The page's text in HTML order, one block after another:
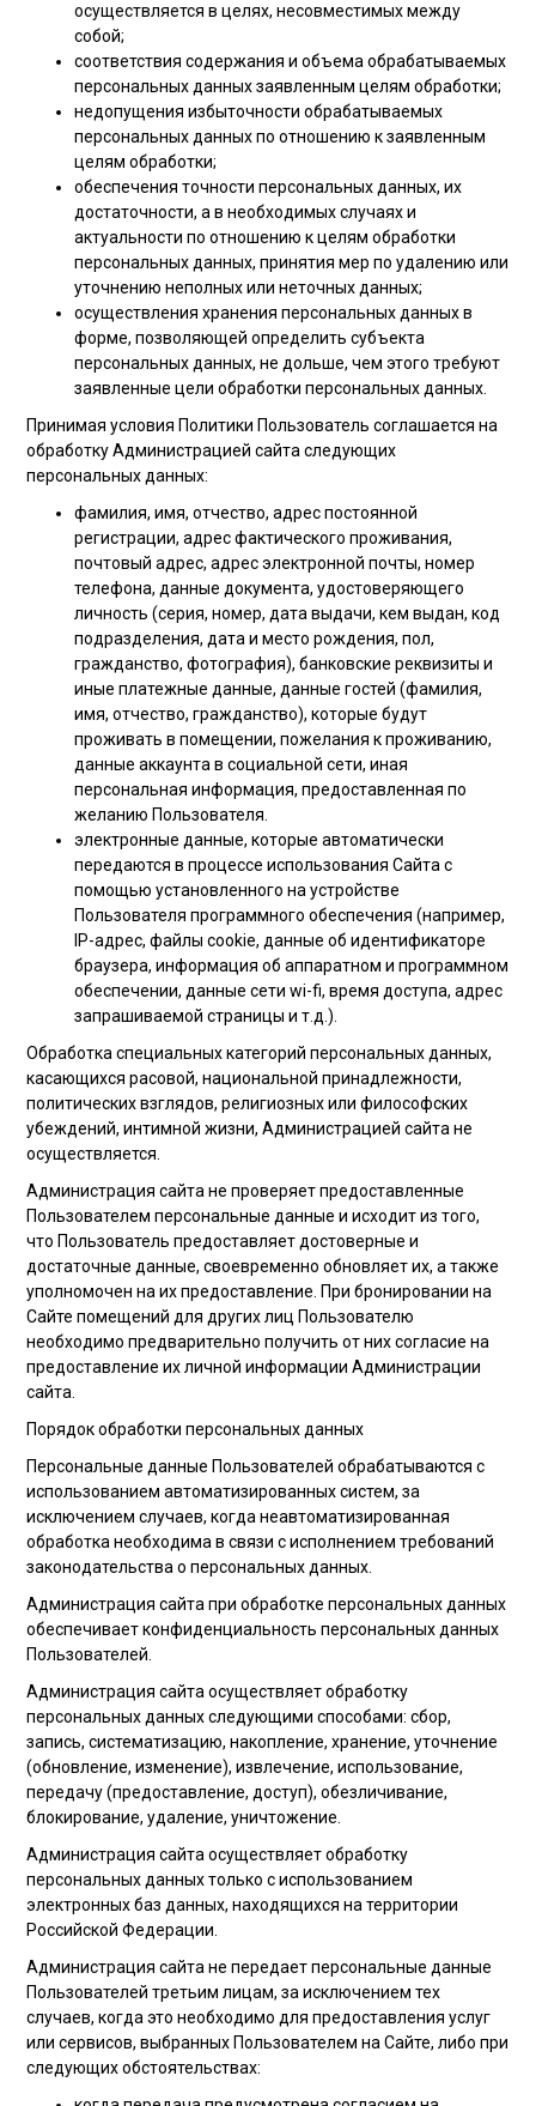
осуществляется в целях, несовместимых между
собой;
соответствия содержания и объема обрабатываемых
персональных данных заявленным целям обработки;
недопущения избыточности обрабатываемых
персональных данных по отношению к заявленным
целям обработки;
обеспечения точности персональных данных, их
достаточности, а в необходимых случаях и
актуальности по отношению к целям обработки
персональных данных, принятия мер по удалению или
уточнению неполных или неточных данных;
осуществления хранения персональных данных в
форме, позволяющей определить субъекта
персональных данных, не дольше, чем этого требуют
заявленные цели обработки персональных данных.
Принимая условия Политики Пользователь соглашается на
обработку Администрацией сайта следующих
персональных данных:
фамилия, имя, отчество, адрес постоянной
регистрации, адрес фактического проживания,
почтовый адрес, адрес электронной почты, номер
телефона, данные документа, удостоверяющего
личность (серия, номер, дата выдачи, кем выдан, код
подразделения, дата и место рождения, пол,
гражданство, фотография), банковские реквизиты и
иные платежные данные, данные гостей (фамилия,
имя, отчество, гражданство), которые будут
проживать в помещении, пожелания к проживанию,
данные аккаунта в социальной сети, иная
персональная информация, предоставленная по
желанию Пользователя.
электронные данные, которые автоматически
передаются в процессе использования Сайта с
помощью установленного на устройстве
Пользователя программного обеспечения (например,
IP-адрес, файлы cookie, данные об идентификаторе
браузера, информация об аппаратном и программном
обеспечении, данные сети wi-fi, время доступа, адрес
запрашиваемой страницы и т.д.).
Обработка специальных категорий персональных данных,
касающихся расовой, национальной принадлежности,
политических взглядов, религиозных или философских
убеждений, интимной жизни, Администрацией сайта не
осуществляется.
Администрация сайта не проверяет предоставленные
Пользователем персональные данные и исходит из того,
что Пользователь предоставляет достоверные и
достаточные данные, своевременно обновляет их, а также
уполномочен на их предоставление. При бронировании на
Сайте помещений для других лиц Пользователю
необходимо предварительно получить от них согласие на
предоставление их личной информации Администрации
сайта.
Порядок обработки персональных данных
Персональные данные Пользователей обрабатываются с
использованием автоматизированных систем, за
исключением случаев, когда неавтоматизированная
обработка необходима в связи с исполнением требований
законодательства о персональных данных.
Администрация сайта при обработке персональных данных
обеспечивает конфиденциальность персональных данных
Пользователей.
Администрация сайта осуществляет обработку
персональных данных следующими способами: сбор,
запись, систематизацию, накопление, хранение, уточнение
(обновление, изменение), извлечение, использование,
передачу (предоставление, доступ), обезличивание,
блокирование, удаление, уничтожение.
Администрация сайта осуществляет обработку
персональных данных только с использованием
электронных баз данных, находящихся на территории
Российской Федерации.
Администрация сайта не передает персональные данные
Пользователей третьим лицам, за исключением тех
случаев, когда это необходимо для предоставления услуг
или сервисов, выбранных Пользователем на Сайте, либо при
следующих обстоятельствах: